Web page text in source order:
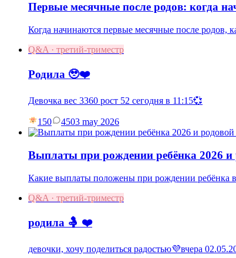
Первые месячные после родов: когда
Когда начинаются первые месячные после родов,
Q&A · третий-триместр
Родила 🥹❤️
Девочка вес 3360 рост 52 сегодня в 11:15💞
150 4503 may 2026
Выплаты при рождении ребёнка 2026 и
Какие выплаты положены при рождении ребёнка
Q&A · третий-триместр
родила 🤱 ❤️
девочки, хочу поделиться радостью💜вчера